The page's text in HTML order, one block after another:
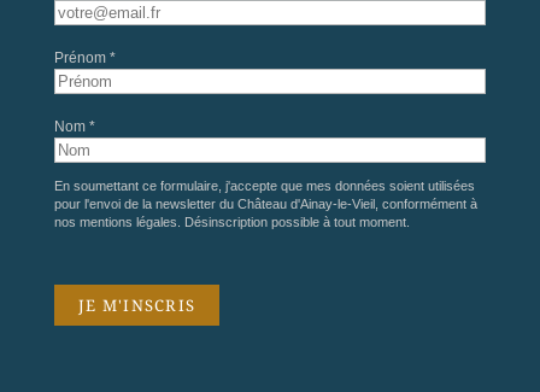
Prénom *
Nom *
En soumettant ce formulaire, j'accepte que mes données soient utilisées
pour l'envoi de la newsletter du Château d'Ainay-le-Vieil, conformément à
nos mentions légales . Désinscription possible à tout moment.